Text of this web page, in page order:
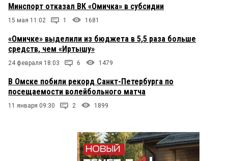
Минспорт отказал ВК «Омичка» в субсидии
15 мая 11:02 1 1681
«Омичке» выделили из бюджета в 5,5 раза больше
средств, чем «Иртышу»
24 февраля 18:03 6 1479
В Омске побили рекорд Санкт-Петербурга по
посещаемости волейбольного матча
11 января 09:30 2 1899